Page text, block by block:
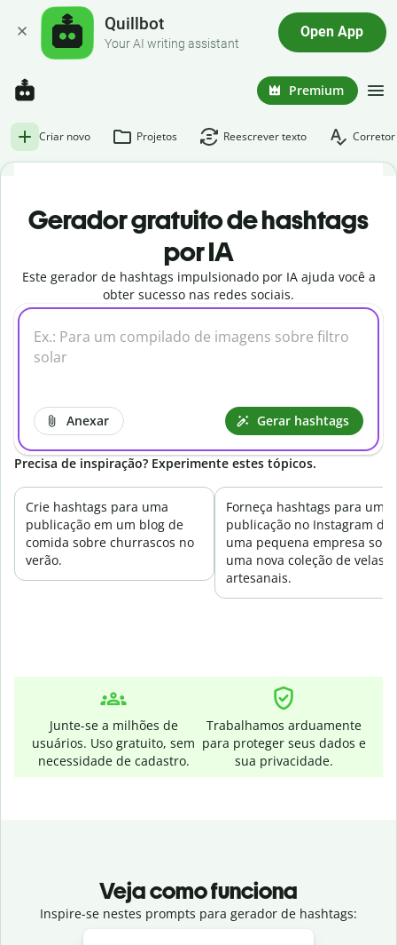
Quillbot
Your AI writing assistant
Open App
Premium
Criar novo Projetos Reescrever texto
Gerador gratuito de hashtags
por IA
Este gerador de hashtags impulsionado por IA ajuda você a
obter sucesso nas redes sociais.
Anexar Gerar hashtags
Precisa de inspiração? Experimente estes tópicos.
Crie hashtags para uma
publicação em um blog de
comida sobre churrascos no
verão.
Forneça hashtags para uma
publicação no Instagram de
uma pequena empresa
uma nova coleção de velas
artesanais.
Junte-se a milhões de
usuários. Uso gratuito, sem
necessidade de cadastro.
Trabalhamos arduamente
para proteger seus dados e
sua privacidade.
Veja como funciona
Inspire-se nestes prompts para gerador de hashtags: